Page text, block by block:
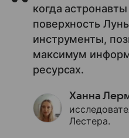
когда
поверхность
инструменты,
максимум
ресурсах.
Ханна
Лестера.